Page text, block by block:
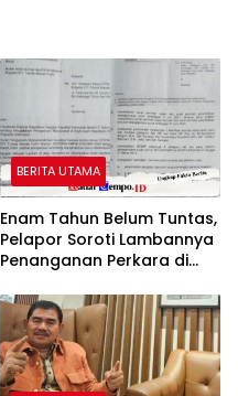
BERITA UTAMA
Enam Tahun Belum Tuntas,
Pelapor Soroti Lambannya
Penanganan Perkara di